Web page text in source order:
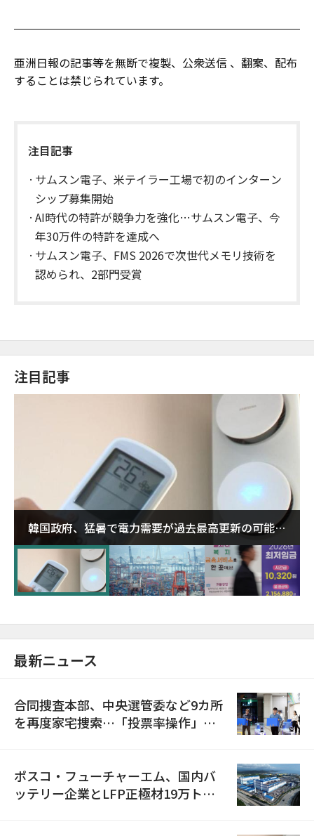
亜洲日報の記事等を無断で複製、公衆送信 、翻案、配布
することは禁じられています。
注目記事
サムスン電子、米テイラー工場で初のインターン
シップ募集開始
AI時代の特許が競争力を強化…サムスン電子、今
年30万件の特許を達成へ
サムスン電子、FMS 2026で次世代メモリ技術を
認められ、2部門受賞
注目記事
韓国政府、猛暑で電力需要が過去最高更新の可能性
に需給対応体制を点検
最新ニュース
合同捜査本部、中央選管委など9カ所
を再度家宅捜索…「投票率操作」の
ポスコ・フューチャーエム、国内バ
ッテリー企業とLFP正極材19万トン